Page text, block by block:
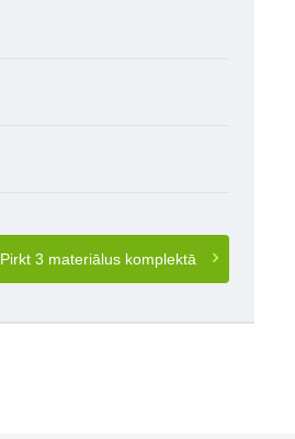
Pirkt 3 materiālus komplektā